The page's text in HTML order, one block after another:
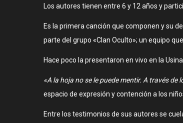
Los autores tienen entre 6 y 12 años y
Es la primera canción que componen y su
parte del grupo «Clan Oculto»; un equipo
Hace poco la presentaron en vivo en la
«A la hoja no se le puede mentir. A través
espacio de expresión y contención a los
Entre los testimonios de sus autores se